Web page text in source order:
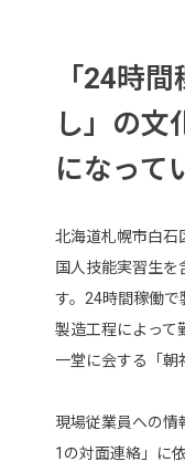
「24時
し」の文
になって
北海道札幌市白石
国人技能実習生を
す。24時間稼働で
製造工程によって
一堂に会する「朝
現場従業員への情
1の対面連絡」に